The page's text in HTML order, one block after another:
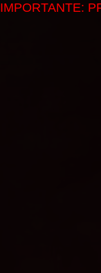
IMPORTANTE: